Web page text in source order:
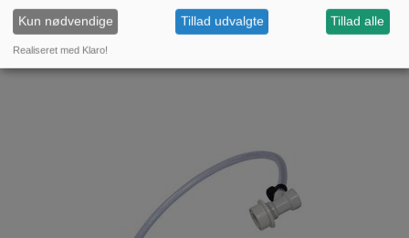
Kun nødvendige Tillad udvalgte Tillad alle
Realiseret med Klaro!